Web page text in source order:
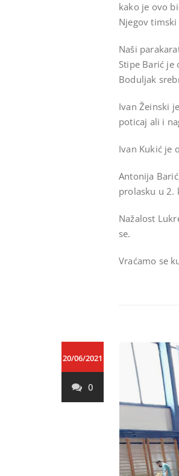
kako je ovo
Njegov
Naši
Stipe Barić
Boduljak
Ivan Žeinski
poticaj ali i
Ivan Kukić je
Antonija
prolasku u 2.
Nažalost
se.
Vraćamo se
20/06/2021
0